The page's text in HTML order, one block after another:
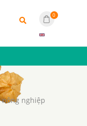
0
nghiệp